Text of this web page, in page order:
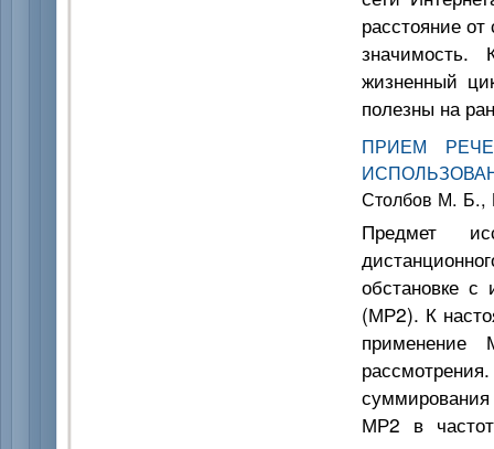
расстояние
значимость.
жизненный
полезны на
ПРИЕМ
Столбов М. Б.,
Предмет
обстановке с
(МР2). К
применение
МР2 в